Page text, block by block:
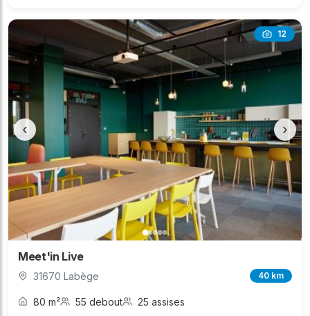
12
‹ ›
Meet'in Live
31670 Labège 40 km
80 m² 55 debout 25 assises